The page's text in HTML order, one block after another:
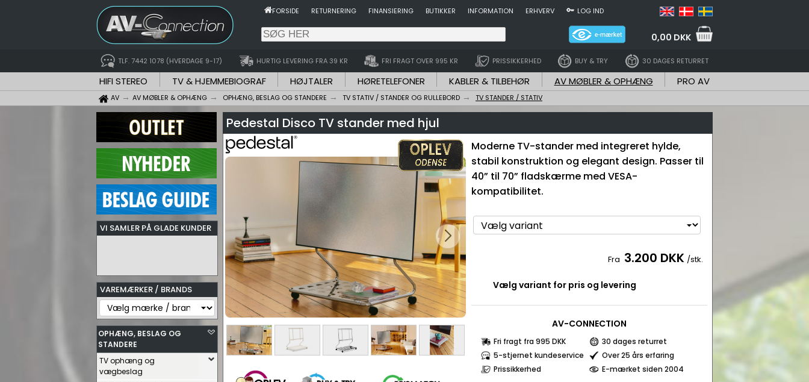
FORSIDE RETURNERING FINANSIERING BUTIKKER INFORMATION ERHVERV LOG IND
0,00 DKK
TLF. 7442 1078 (HVERDAGE 9-17) HURTIG LEVERING FRA 39 KR FRI FRAGT OVER 995 KR PRISSIKKERHED BUY & TRY 30 DAGES RETURRET
HIFI STEREO TV & HJEMMEBIOGRAF HØJTALER HØRETELEFONER KABLER & TILBEHØR AV MØBLER & OPHÆNG PRO AV
AV AV MØBLER & OPHÆNG OPHÆNG, BESLAG OG STANDERE TV STATIV / STANDER OG RULLEBORD TV STANDER / STATIV
VI SAMLER PÅ GLADE KUNDER
VAREMÆRKER / BRANDS
OPHÆNG, BESLAG OG
STANDERE
TV ophæng og
vægbeslag
Pedestal Disco TV stander med hjul
Moderne TV-stander med integreret hylde,
stabil konstruktion og elegant design. Passer til
40” til 70” fladskærme med VESA-
kompatibilitet.
Fra 3.200 DKK /stk.
Vælg variant for pris og levering
AV-CONNECTION
Fri fragt fra 995 DKK
30 dages returret
5-stjernet kundeservice
Over 25 års erfaring
Prissikkerhed
E-mærket siden 2004